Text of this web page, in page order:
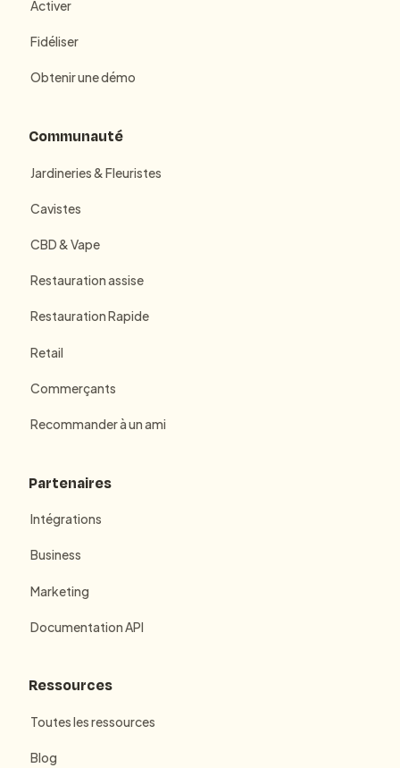
Activer
Fidéliser
Obtenir une démo
Communauté
Jardineries & Fleuristes
Cavistes
CBD & Vape
Restauration assise
Restauration Rapide
Retail
Commerçants
Recommander à un ami
Partenaires
Intégrations
Business
Marketing
Documentation API
Ressources
Toutes les ressources
Blog